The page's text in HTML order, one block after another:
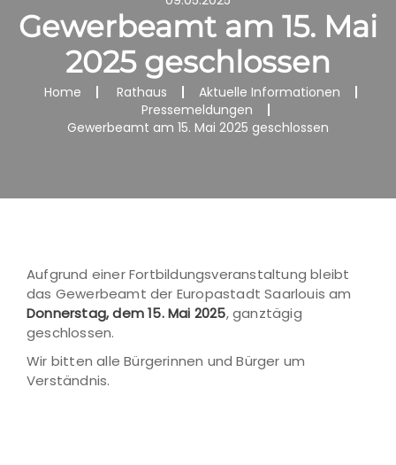
Gewerbeamt am 15. Mai
2025 geschlossen
Home Rathaus
Aktuelle Informationen
Pressemeldungen
Gewerbeamt am 15. Mai 2025 geschlossen
Aufgrund einer Fortbildungsveranstaltung bleibt
das Gewerbeamt der Europastadt Saarlouis am
Donnerstag, dem 15. Mai 2025, ganztägig
geschlossen.
Wir bitten alle Bürgerinnen und Bürger um
Verständnis.